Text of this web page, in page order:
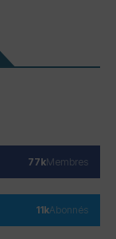
77kMembres
11kAbonnés